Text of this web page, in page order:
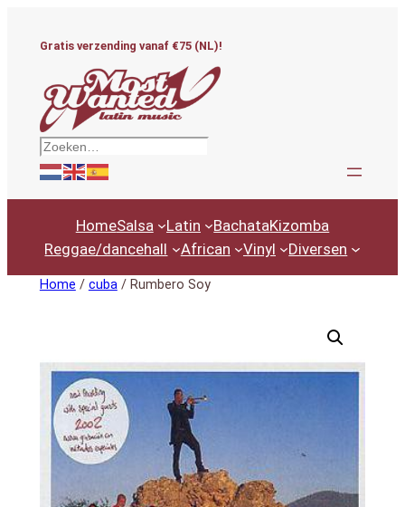
Gratis verzending vanaf €75 (NL)!
Zoeken
HomeSalsa Latin BachataKizomba
Reggae/dancehall
African Vinyl Diversen
Home / cuba/ Rumbero Soy